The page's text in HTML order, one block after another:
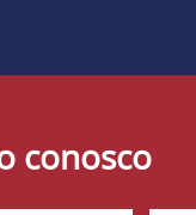
conosco